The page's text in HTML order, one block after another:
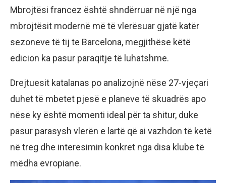
Mbrojtësi francez është shndërruar në një nga
mbrojtësit modernë më të vlerësuar gjatë katër
sezoneve të tij te Barcelona, megjithëse këtë
edicion ka pasur paraqitje të luhatshme.
Drejtuesit katalanas po analizojnë nëse 27-vjeçari
duhet të mbetet pjesë e planeve të skuadrës apo
nëse ky është momenti ideal për ta shitur, duke
pasur parasysh vlerën e lartë që ai vazhdon të ketë
në treg dhe interesimin konkret nga disa klube të
mëdha evropiane.